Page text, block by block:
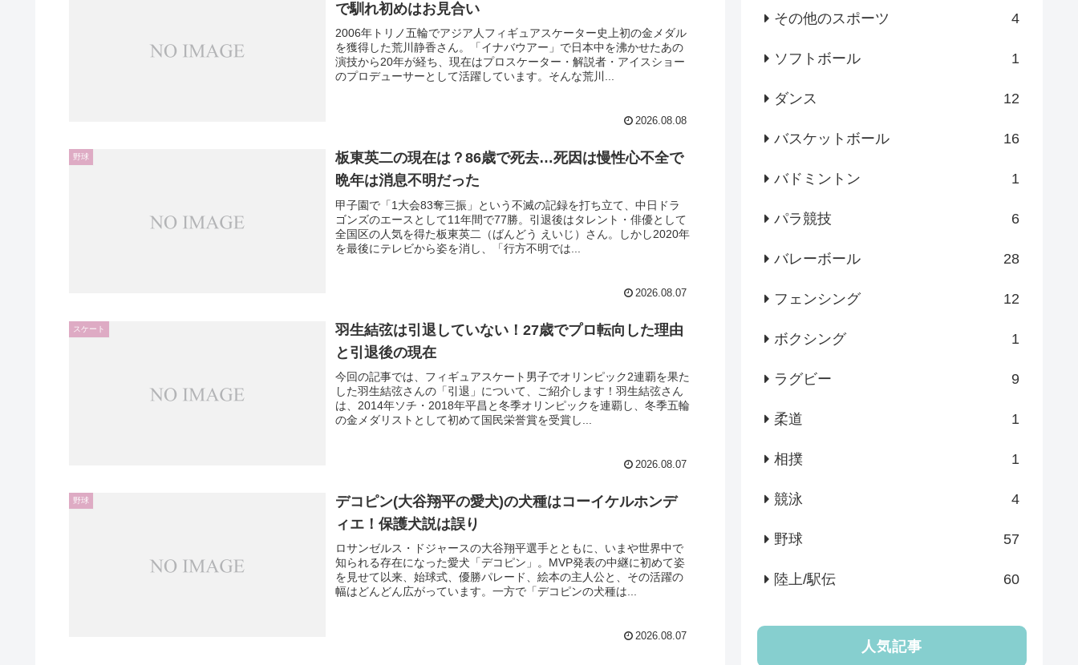
で馴れ初めはお見合い
2006年トリノ五輪でアジア人フィギュアスケーター史上初の金メダル
を獲得した荒川静香さん。「イナバウアー」で日本中を沸かせたあの
演技から20年が経ち、現在はプロスケーター・解説者・アイスショー
のプロデューサーとして活躍しています。そんな荒川...
2026.08.08
野球
板東英二の現在は？86歳で死去…死因は慢性心不全で
晩年は消息不明だった
甲子園で「1大会83奪三振」という不滅の記録を打ち立て、中日ドラ
ゴンズのエースとして11年間で77勝。引退後はタレント・俳優として
全国区の人気を得た板東英二（ばんどう えいじ）さん。しかし2020年
を最後にテレビから姿を消し、「行方不明では...
2026.08.07
スケート
羽生結弦は引退していない！27歳でプロ転向した理由
と引退後の現在
今回の記事では、フィギュアスケート男子でオリンピック2連覇を果た
した羽生結弦さんの「引退」について、ご紹介します！羽生結弦さん
は、2014年ソチ・2018年平昌と冬季オリンピックを連覇し、冬季五輪
の金メダリストとして初めて国民栄誉賞を受賞し...
2026.08.07
野球
デコピン(大谷翔平の愛犬)の犬種はコーイケルホンデ
ィエ！保護犬説は誤り
ロサンゼルス・ドジャースの大谷翔平選手とともに、いまや世界中で
知られる存在になった愛犬「デコピン」。MVP発表の中継に初めて姿
を見せて以来、始球式、優勝パレード、絵本の主人公と、その活躍の
幅はどんどん広がっています。一方で「デコピンの犬種は...
2026.08.07
その他のスポーツ 4
ソフトボール 1
ダンス 12
バスケットボール 16
バドミントン 1
パラ競技 6
バレーボール 28
フェンシング 12
ボクシング 1
ラグビー 9
柔道 1
相撲 1
競泳 4
野球 57
陸上/駅伝 60
人気記事